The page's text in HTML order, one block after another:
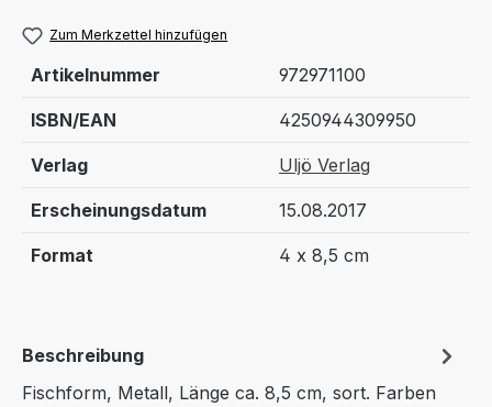
Zum Merkzettel hinzufügen
Artikelnummer 972971100
ISBN/EAN 4250944309950
Verlag Uljö Verlag
Erscheinungsdatum 15.08.2017
Format 4 x 8,5 cm
Beschreibung
Fischform, Metall, Länge ca. 8,5 cm, sort. Farben